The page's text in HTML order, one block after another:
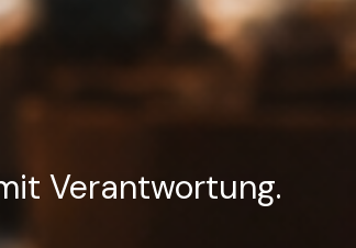
Verantwortung.